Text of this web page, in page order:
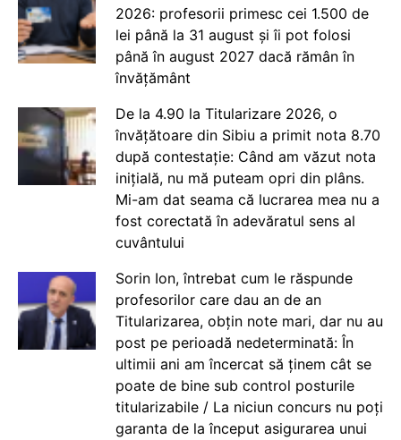
2026: profesorii primesc cei 1.500 de
lei până la 31 august și îi pot folosi
până în august 2027 dacă rămân în
învățământ
De la 4.90 la Titularizare 2026, o
învățătoare din Sibiu a primit nota 8.70
după contestație: Când am văzut nota
inițială, nu mă puteam opri din plâns.
Mi-am dat seama că lucrarea mea nu a
fost corectată în adevăratul sens al
cuvântului
Sorin Ion, întrebat cum le răspunde
profesorilor care dau an de an
Titularizarea, obțin note mari, dar nu au
post pe perioadă nedeterminată: În
ultimii ani am încercat să ținem cât se
poate de bine sub control posturile
titularizabile / La niciun concurs nu poți
garanta de la început asigurarea unui